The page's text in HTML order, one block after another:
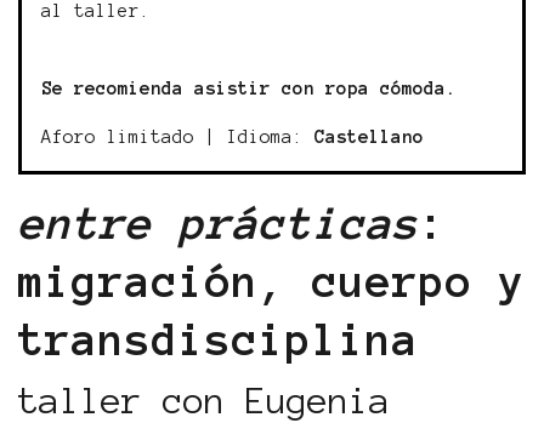
al taller.
Se recomienda asistir con ropa cómoda.
Aforo limitado | Idioma: Castellano
entre prácticas :
migración, cuerpo y
transdisciplina
taller con Eugenia